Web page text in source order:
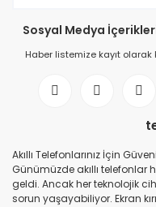
Sosyal Medya
Haber listemize kayıt
Akıllı Telefonlarınız İçin
Günümüzde akıllı telefonlar
geldi. Ancak her teknolojik
sorun yaşayabiliyor. Ekran